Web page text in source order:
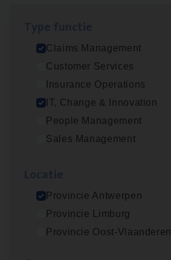
Claims Management
Customer Services
Insurance Operations
IT, Change & Innovation
People Management
Sales Management
Provincie Antwerpen
Provincie Limburg
Provincie Oost-Vlaanderen
Busi­ness Analyst
IT, Change & Innovation
Antwerpen
(Agi­le)IT Pro­ject Manager
Scha­de Expert Fleet